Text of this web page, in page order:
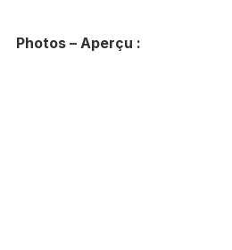
Photos – Aperçu :